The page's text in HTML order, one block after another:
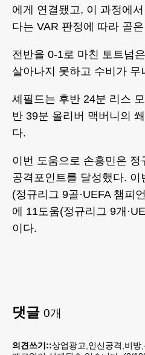
에게 연결됐고, 이 과정에
다는 VAR 판정에 따라 골
전반을 0-1로 마친 토트넘
살아나지 못하고 수비가
셰필드는 후반 24분 리스
반 39분 올리버 맥버니의
다.
이번 도움으로 손흥민은 정
공격포인트를 달성했다.
(정규리그 9골·UEFA 챔피
에 11도움(정규리그 9개
이다.
댓글 0개
의견쓰기::상업광고,인신공격,비방